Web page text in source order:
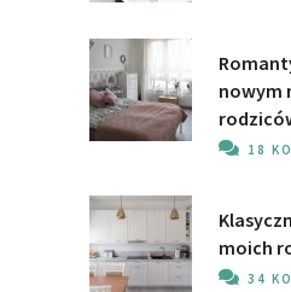
nowym
18
moich
34